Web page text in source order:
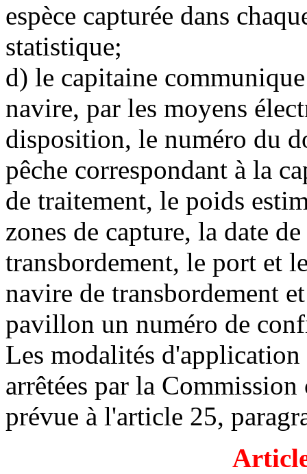
espèce capturée dans
statistique;
d) le capitaine
navire, par les moyens
disposition, le numéro du
pêche correspondant à la
de traitement, le poids
zones de capture, la date
transbordement, le port et
navire de transbordement
pavillon un numéro de
Les modalités
arrêtées par la
prévue à l'article 25,